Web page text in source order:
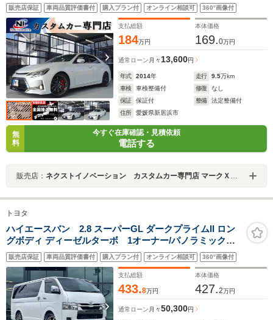
バンパー・スポーツシート・インナーブラックヘッドラ
ンプ・スモークテール・LEDデイライト・ナビ・
Bluetooth・スモークフィルム・専用メーター・
販売店保証 車両品質評価書付 購入プラン付 オンライン相談可 360°画像付
支払総額
184万円
本体価格
169.0万円
通常ローン 月々 13,600円
年式 2014年 走行 9.5万km
車検
車検整備付 修復
なし
保証
保証付 整備
法定整備付
住所
愛媛県新居浜市
無
料
今すぐ在庫確認・見積依頼
電話する
販売店： ネクストイノベーション カスタムカー専門店 マークＸ・クラウン・プリウス専門店
トヨタ
ハイエースバン 2.8 スーパーGL ダークプライムII ロン
グボディ ディーゼルターボ 1オーナー/パノラミックビ
ューモニター/ベットキット/ロッドホルダ
ー/ADVANRacing16インチAW/ホワイトレタータイ
ヤ/AC100V/革調シートカバー/両側電動スライドドア/ディ
スプレイオーディオ/ETC/LEDライト/禁煙車
販売店保証 車両品質評価書付 購入プラン付 オンライン相談可 360°画像付
支払総額
433.8万円
本体価格
427.2万円
通常ローン 月々50,300円